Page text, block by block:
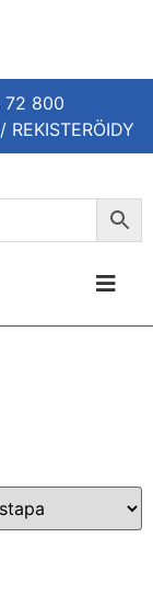
72 800
REKISTERÖIDY